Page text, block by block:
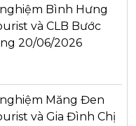
Bình Hưng
và CLB Bước
20/06/2026
Măng Đen
và Gia Đình Chị